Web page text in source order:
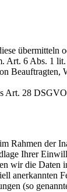
übermitteln
Art. 6 Abs. 1
Beauftragten,
Art. 28
Rahmen der
Ihrer
wir die
anerkannten
(so